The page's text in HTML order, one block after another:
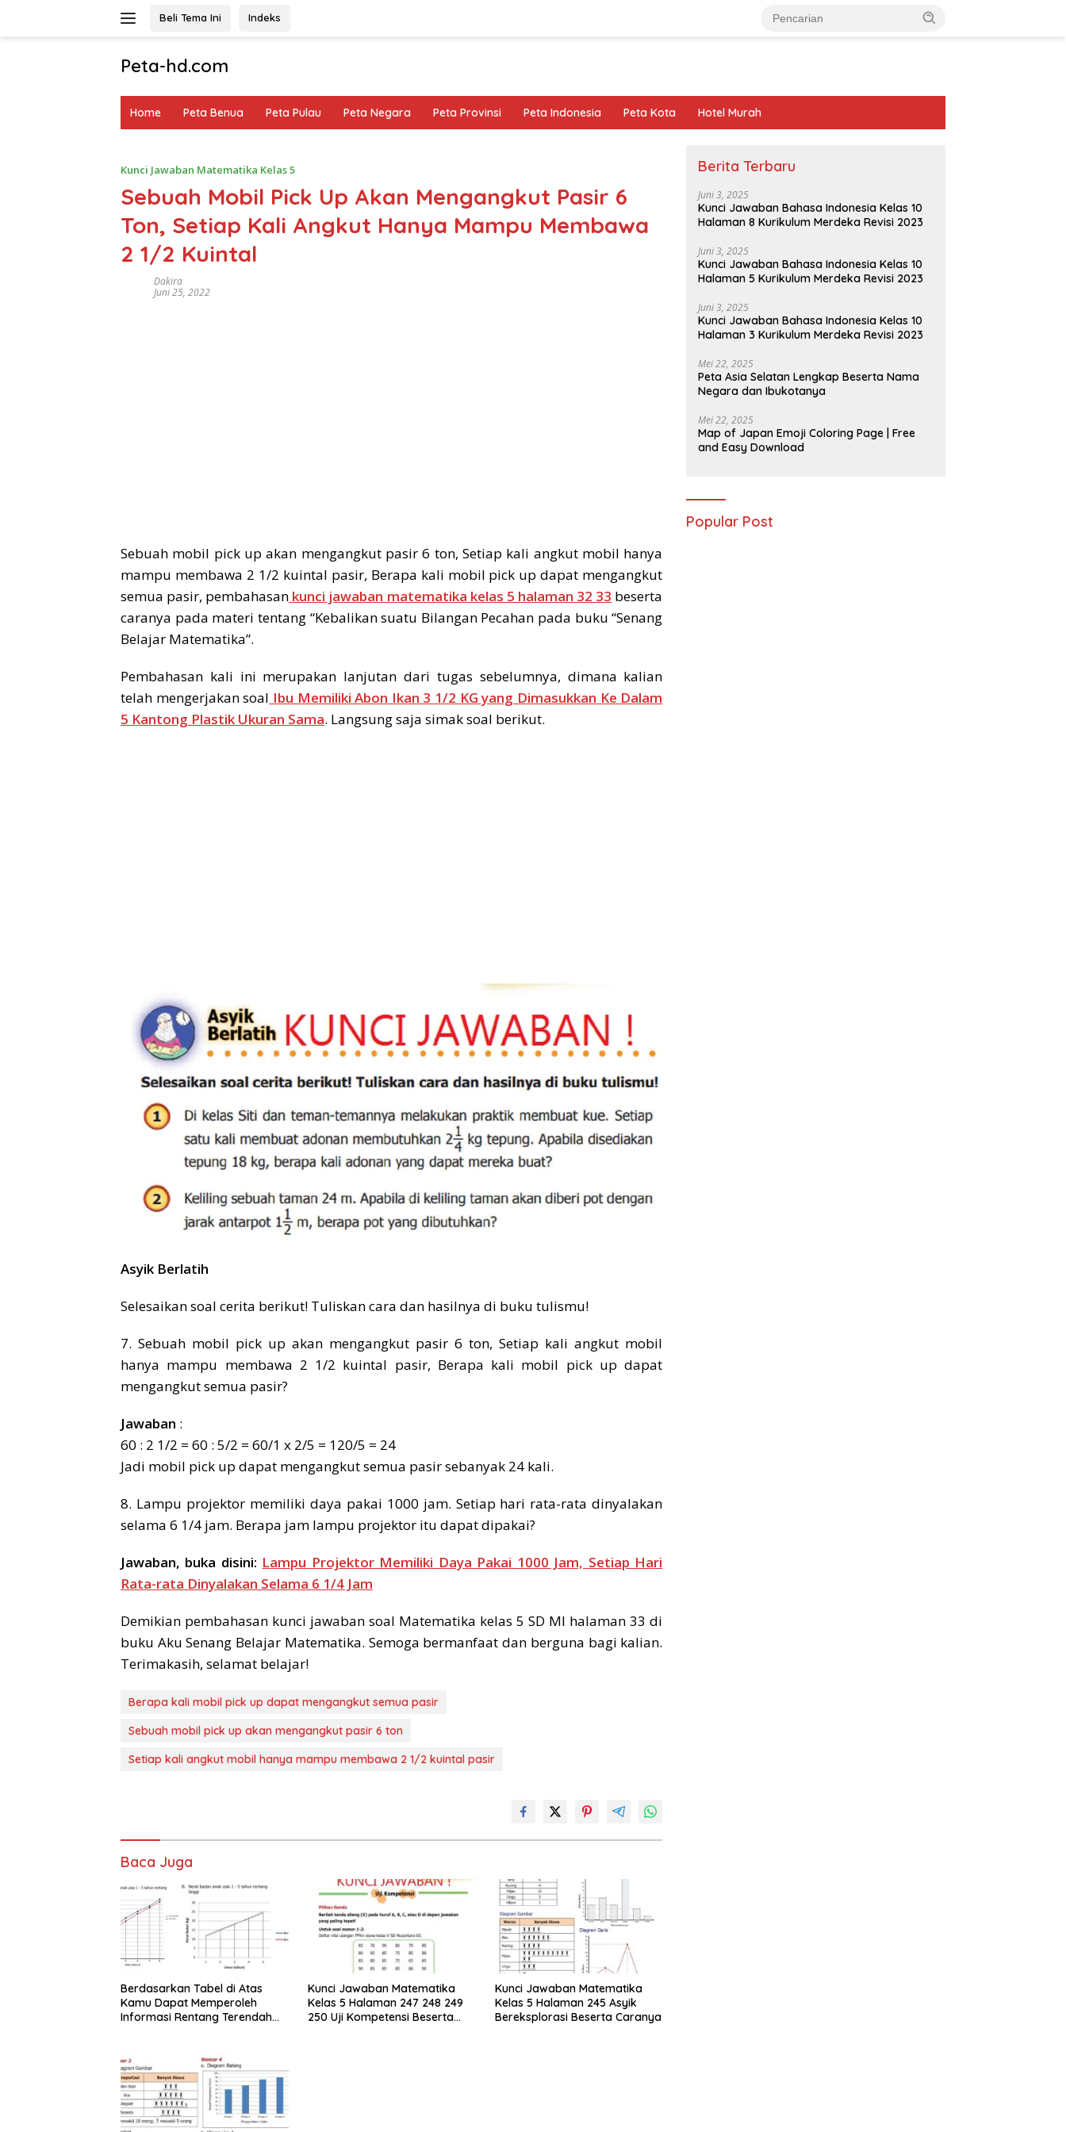
Beli Tema Ini Indeks
Peta-hd.com
Gambar
Home Peta Benua Peta Pulau Peta Negara Peta Provinsi Peta Indonesia Peta Kota Hotel Murah
Kunci Jawaban Matematika Kelas 5
Sebuah Mobil Pick Up Akan Mengangkut Pasir 6
Ton, Setiap Kali Angkut Hanya Mampu Membawa
2 1/2 Kuintal
Dakira
Juni 25, 2022
Sebuah mobil pick up akan mengangkut pasir 6 ton, Setiap kali angkut mobil hanya
mampu membawa 2 1/2 kuintal pasir, Berapa kali mobil pick up dapat mengangkut
semua pasir, pembahasan kunci jawaban matematika kelas 5 halaman 32 33 beserta
caranya pada materi tentang “Kebalikan suatu Bilangan Pecahan pada buku “Senang
Belajar Matematika”.
Pembahasan kali ini merupakan lanjutan dari tugas sebelumnya, dimana kalian
telah mengerjakan soal Ibu Memiliki Abon Ikan 3 1/2 KG yang Dimasukkan Ke Dalam
5 Kantong Plastik Ukuran Sama. Langsung saja simak soal berikut.
Asyik Berlatih
Selesaikan soal cerita berikut! Tuliskan cara dan hasilnya di buku tulismu!
7. Sebuah mobil pick up akan mengangkut pasir 6 ton, Setiap kali angkut mobil
hanya mampu membawa 2 1/2 kuintal pasir, Berapa kali mobil pick up dapat
mengangkut semua pasir?
Jawaban :
60 : 2 1/2 = 60 : 5/2 = 60/1 x 2/5 = 120/5 = 24
Jadi mobil pick up dapat mengangkut semua pasir sebanyak 24 kali.
8. Lampu projektor memiliki daya pakai 1000 jam. Setiap hari rata-rata dinyalakan
selama 6 1/4 jam. Berapa jam lampu projektor itu dapat dipakai?
Jawaban, buka disini: Lampu Projektor Memiliki Daya Pakai 1000 Jam, Setiap Hari
Rata-rata Dinyalakan Selama 6 1/4 Jam
Demikian pembahasan kunci jawaban soal Matematika kelas 5 SD MI halaman 33 di
buku Aku Senang Belajar Matematika. Semoga bermanfaat dan berguna bagi kalian.
Terimakasih, selamat belajar!
Berapa kali mobil pick up dapat mengangkut semua pasir
Sebuah mobil pick up akan mengangkut pasir 6 ton
Setiap kali angkut mobil hanya mampu membawa 2 1/2 kuintal pasir
Baca Juga
Berdasarkan Tabel di Atas
Kamu Dapat Memperoleh
Informasi Rentang Terendah
Kunci Jawaban Matematika
Kelas 5 Halaman 247 248 249
250 Uji Kompetensi Beserta
Kunci Jawaban Matematika
Kelas 5 Halaman 245 Asyik
Bereksplorasi Beserta Caranya
Berita Terbaru
Juni 3, 2025
Kunci Jawaban Bahasa Indonesia Kelas 10
Halaman 8 Kurikulum Merdeka Revisi 2023
Juni 3, 2025
Kunci Jawaban Bahasa Indonesia Kelas 10
Halaman 5 Kurikulum Merdeka Revisi 2023
Juni 3, 2025
Kunci Jawaban Bahasa Indonesia Kelas 10
Halaman 3 Kurikulum Merdeka Revisi 2023
Mei 22, 2025
Peta Asia Selatan Lengkap Beserta Nama
Negara dan Ibukotanya
Mei 22, 2025
Map of Japan Emoji Coloring Page | Free
and Easy Download
Popular Post